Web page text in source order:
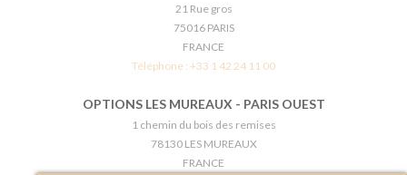
21 Rue gros
75016 PARIS
FRANCE
Téléphone : +33 1 42 24 11 00
OPTIONS LES MUREAUX - PARIS OUEST
1 chemin du bois des remises
78130 LES MUREAUX
FRANCE